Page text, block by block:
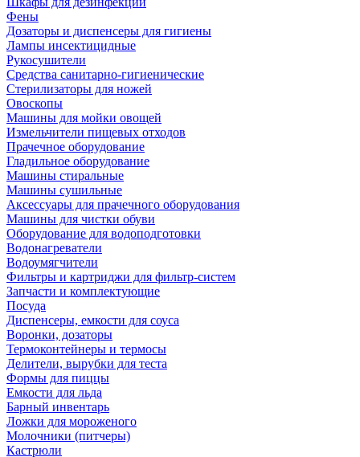
Фены
Дозаторы и диспенсеры для гигиены
Лампы инсектицидные
Рукосушители
Средства санитарно-гигиенические
Стерилизаторы для ножей
Овоскопы
Машины для мойки овощей
Измельчители пищевых отходов
Прачечное оборудование
Гладильное оборудование
Машины стиральные
Машины сушильные
Аксессуары для прачечного оборудования
Машины для чистки обуви
Оборудование для водоподготовки
Водонагреватели
Водоумягчители
Фильтры и картриджи для фильтр-систем
Запчасти и комплектующие
Посуда
Диспенсеры, емкости для соуса
Воронки, дозаторы
Термоконтейнеры и термосы
Делители, вырубки для теста
Формы для пиццы
Емкости для льда
Барный инвентарь
Ложки для мороженого
Молочники (питчеры)
Кастрюли